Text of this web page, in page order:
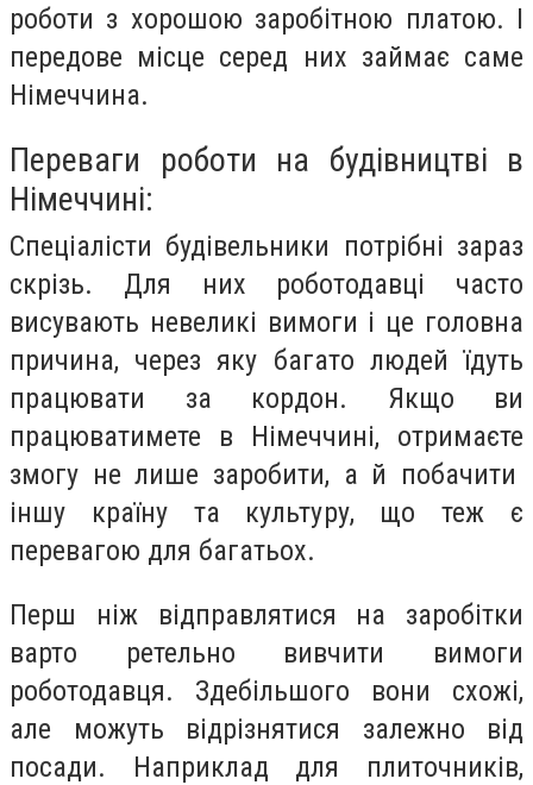
роботи з хорошою заробітною платою. І
передове місце серед них займає саме
Німеччина.
Переваги роботи на будівництві в
Німеччині:
Спеціалісти будівельники потрібні зараз
скрізь. Для них роботодавці часто
висувають невеликі вимоги і це головна
причина, через яку багато людей їдуть
працювати за кордон. Якщо ви
працюватимете в Німеччині, отримаєте
змогу не лише заробити, а й побачити
іншу країну та культуру, що теж є
перевагою для багатьох.
Перш ніж відправлятися на заробітки
варто ретельно вивчити вимоги
роботодавця. Здебільшого вони схожі,
але можуть відрізнятися залежно від
посади. Наприклад для плиточників,